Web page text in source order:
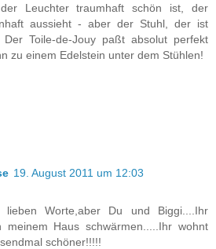
Leuchter traumhaft schön ist, der
aussieht - aber der Stuhl, der ist
Der Toile-de-Jouy paßt absolut perfekt
zu einem Edelstein unter dem Stühlen!
19. August 2011 um 12:03
Worte,aber Du und Biggi....Ihr
meinem Haus schwärmen.....Ihr wohnt
schöner!!!!!